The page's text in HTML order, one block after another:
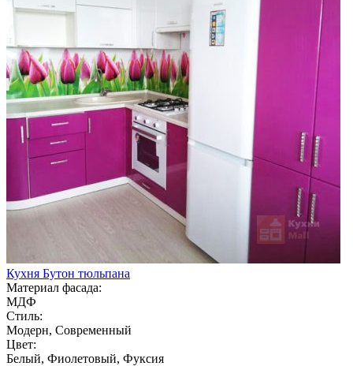
Кухня Бутон тюльпана
Материал фасада:
МДФ
Стиль:
Модерн, Современный
Цвет:
Белый, Фиолетовый, Фуксия